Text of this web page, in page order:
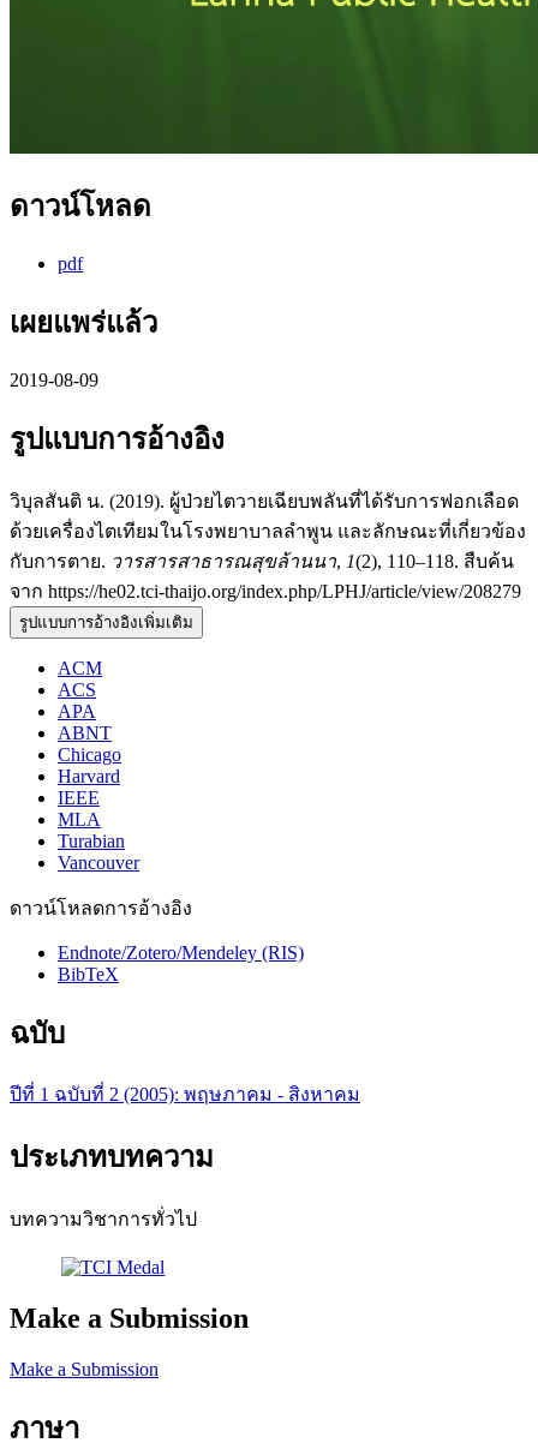
ดาวน์โหลด
pdf
เผยแพร่แล้ว
2019-08-09
รูปแบบการอ้างอิง
วิบุลสันติ น. (2019). ผู้ป่วยไตวายเฉียบพลันที่ได้รับการฟอกเลือด
ด้วยเครื่องไตเทียมในโรงพยาบาลลำพูน และลักษณะที่เกี่ยวข้อง
กับการตาย. วารสารสาธารณสุขล้านนา, 1(2), 110–118. สืบค้น
จาก https://he02.tci-thaijo.org/index.php/LPHJ/article/view/208279
รูปแบบการอ้างอิงเพิ่มเติม
ACM
ACS
APA
ABNT
Chicago
Harvard
IEEE
MLA
Turabian
Vancouver
ดาวน์โหลดการอ้างอิง
Endnote/Zotero/Mendeley (RIS)
BibTeX
ฉบับ
ปีที่ 1 ฉบับที่ 2 (2005): พฤษภาคม - สิงหาคม
ประเภทบทความ
บทความวิชาการทั่วไป
Make a Submission
Make a Submission
ภาษา